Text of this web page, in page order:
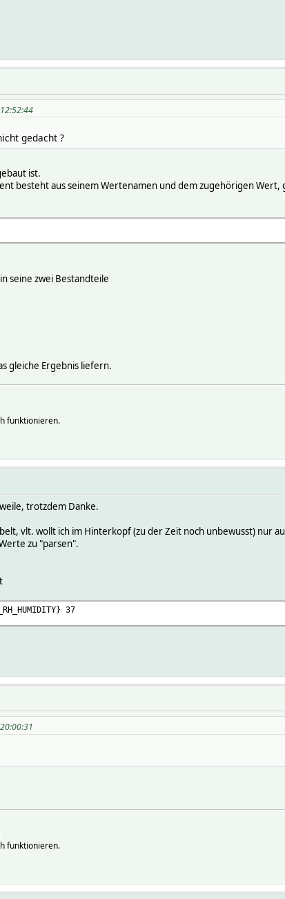
gedacht ?
ist.
besteht aus seinem Wertenamen und dem zugehörigen
seine zwei Bestandteile
gleiche Ergebnis liefern.
funktionieren.
trotzdem Danke.
vlt. wollt ich im Hinterkopf (zu der Zeit noch unbewusst) nur
zu "parsen".
37
funktionieren.